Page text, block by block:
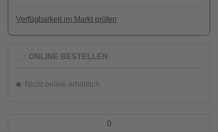
Verfügbarkeit im Markt prüfen
ONLINE BESTELLEN
Nicht online erhältlich